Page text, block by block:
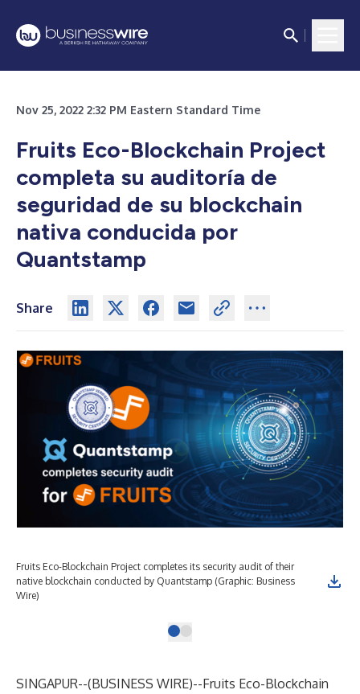
Nov 25, 2022 2:32 PM Eastern Standard Time
Fruits Eco-Blockchain Project
completa su auditoría de
seguridad de su blockchain
nativa conducida por
Quantstamp
Share
Fruits Eco-Blockchain Project completes its security audit of their
native blockchain conducted by Quantstamp (Graphic: Business
Wire)
SINGAPUR--(BUSINESS WIRE)--Fruits Eco-Blockchain